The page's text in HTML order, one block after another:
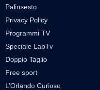
Palinsesto
Privacy Policy
Programmi TV
Speciale LabTv
Doppio Taglio
Free sport
L’Orlando Curioso